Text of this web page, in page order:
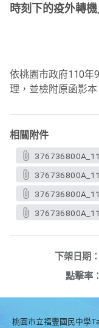
時刻下的疫外轉
依桃園市政府110年
理，並檢附原函影
相關附件
下架日期：
點擊率：
桃園市立福豐國民中學